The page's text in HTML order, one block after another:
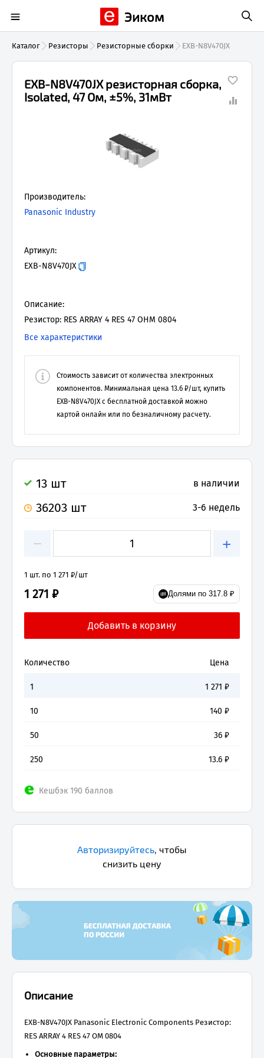
Эиком
Каталог Резисторы Резисторные сборки EXB-N8V470JX
EXB-N8V470JX резисторная сборка,
Isolated, 47 Ом, ±5%, 31мВт
Производитель:
Panasonic Industry
Артикул:
EXB-N8V470JX
Описание:
Резистор: RES ARRAY 4 RES 47 OHM 0804
Все характеристики
Стоимость зависит от количества электронных
компонентов. Минимальная цена 13.6 ₽/шт, купить
EXB-N8V470JXс бесплатной доставкой можно
картой онлайн или по безналичному расчету.
13 шт в наличии
36203 шт 3-6 недель
− +
1 шт. по 1 271 ₽/шт
1 271 ₽ Долями по 317.8 ₽
Количество Цена
1 1 271 ₽
10 140 ₽
50 36 ₽
250 13.6 ₽
Кешбэк 190 баллов
Авторизируйтесь, чтобы
снизить цену
Описание
EXB-N8V470JX Panasonic Electronic Components Резистор:
RES ARRAY 4 RES 47 ОМ 0804
Основные параметры: